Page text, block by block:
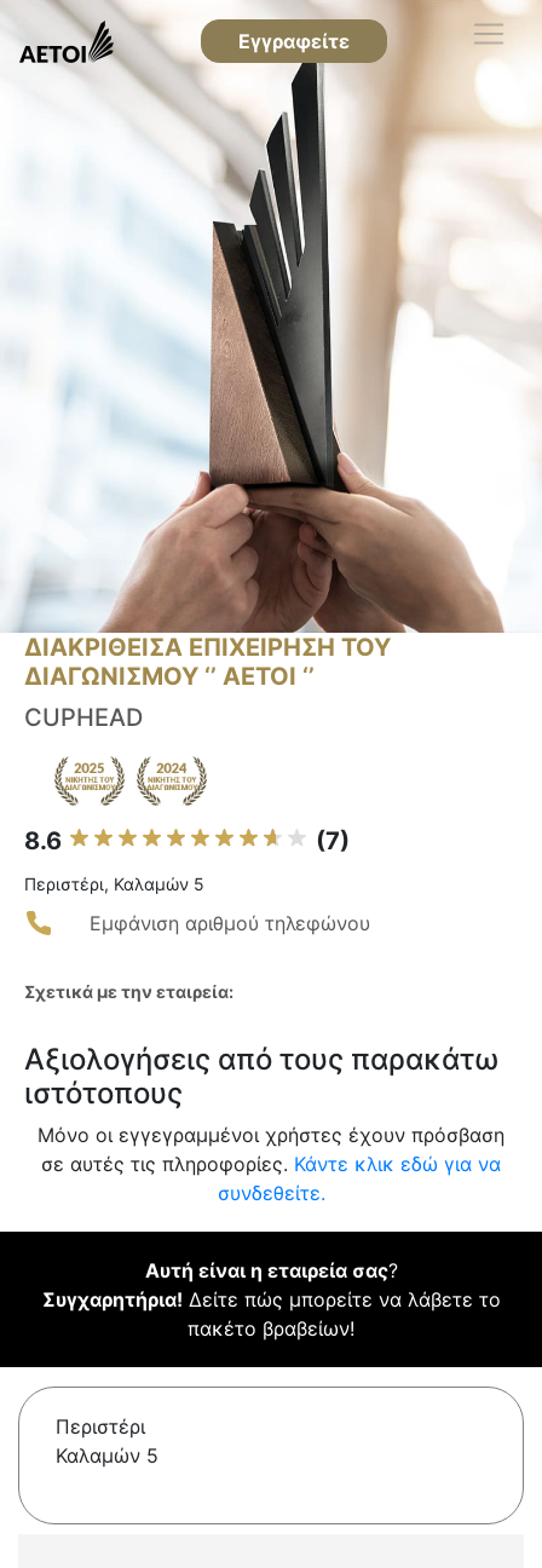
Εγγραφείτε
ΔΙΑΚΡΙΘΕΙΣΑ ΕΠΙΧΕΙΡΗΣΗ ΤΟΥ
ΔΙΑΓΩΝΙΣΜΟΥ ‘’ ΑΕΤΟΙ ‘’
CUPHEAD
8.6 (7)
Περιστέρι, Καλαμών 5
Εμφάνιση αριθμού τηλεφώνου
Σχετικά με την εταιρεία:
Αξιολογήσεις από τους παρακάτω
ιστότοπους
Μόνο οι εγγεγραμμένοι χρήστες έχουν πρόσβαση
σε αυτές τις πληροφορίες. Κάντε κλικ εδώ για να
συνδεθείτε.
Αυτή είναι η εταιρεία σας?
Συγχαρητήρια! Δείτε πώς μπορείτε να λάβετε το
πακέτο βραβείων!
Περιστέρι
Καλαμών 5